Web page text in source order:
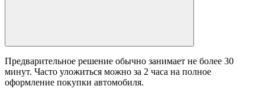
Предварительное решение обычно занимает не более 30
минут. Часто уложиться можно за 2 часа на полное
оформление покупки автомобиля.